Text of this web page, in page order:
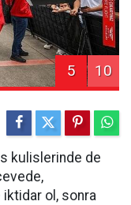
5 10
kulislerinde de
ol, sonra